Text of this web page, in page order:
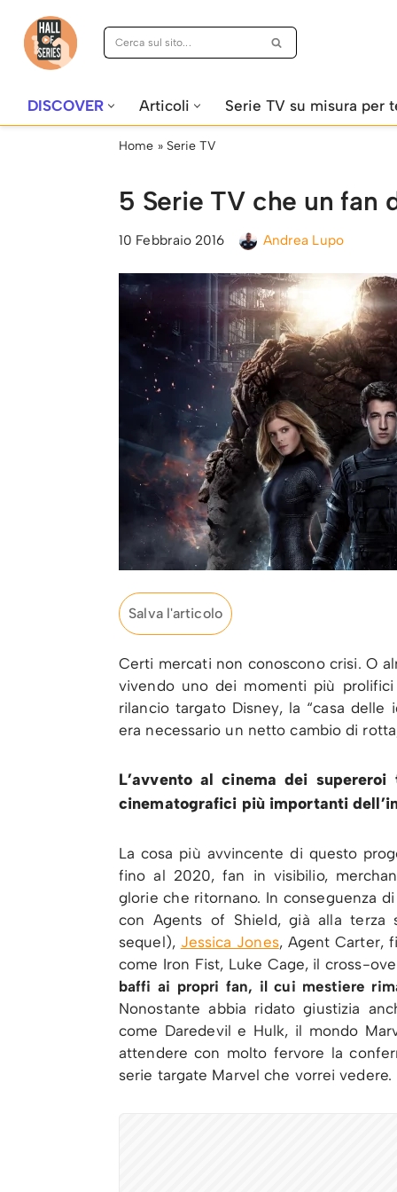
Vai
DISCOVER Articoli Serie TV su misura per
Home » Serie TV
5 Serie TV che un fan
10 Febbraio 2016 Andrea Lupo
Salva l'articolo
Certi mercati non conoscono crisi. O
vivendo uno dei momenti più
rilancio targato Disney, la “casa
era necessario un netto cambio di
L’avvento al cinema dei
cinematografici più importanti
La cosa più avvincente di questo
fino al 2020, fan in visibilio,
glorie che ritornano. In conseguenza
con Agents of Shield, già alla terza
sequel), Jessica Jones, Agent Carter,
come Iron Fist, Luke Cage, il cross-
baffi ai propri fan, il cui mestiere
Nonostante abbia ridato giustizia
come Daredevil e Hulk, il mondo
attendere con molto fervore la
serie targate Marvel che vorrei vedere.